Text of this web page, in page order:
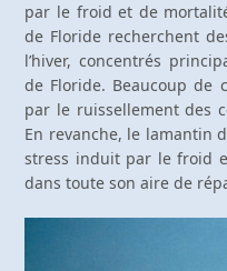
par le froid et de
de Floride recherchent
l’hiver, concentrés
de Floride. Beaucoup de
par le ruissellement des
En revanche, le lamantin
stress induit par le froid
dans toute son aire de